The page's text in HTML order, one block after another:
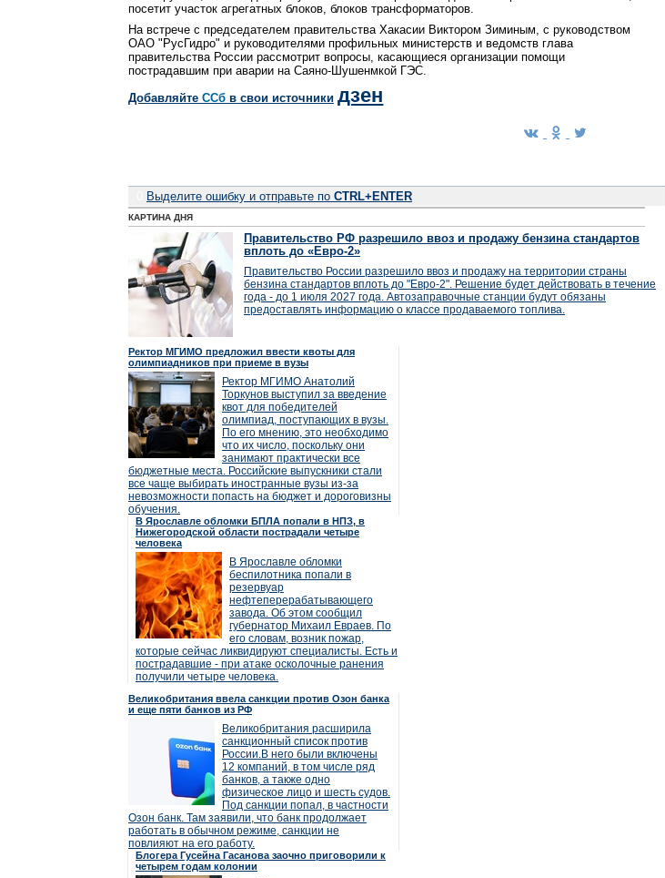
посетит участок агрегатных блоков, блоков трансформаторов.
На встрече с председателем правительства Хакасии Виктором Зиминым, с руководством
ОАО "РусГидро" и руководителями профильных министерств и ведомств глава
правительства России рассмотрит вопросы, касающиеся организации помощи
пострадавшим при аварии на Саяно-Шушенмкой ГЭС.
Добавляйте CСб в свои источники дзен
Выделите ошибку и отправьте по CTRL+ENTER
КАРТИНА ДНЯ
Правительство РФ разрешило ввоз и продажу бензина стандартов
вплоть до «Евро-2»
Правительство России разрешило ввоз и продажу на территории страны
бензина стандартов вплоть до "Евро-2". Решение будет действовать в течение
года - до 1 июля 2027 года. Автозаправочные станции будут обязаны
предоставлять информацию о классе продаваемого топлива.
Ректор МГИМО предложил ввести квоты для
олимпиадников при приеме в вузы
Ректор МГИМО Анатолий
Торкунов выступил за введение
квот для победителей
олимпиад, поступающих в вузы.
По его мнению, это необходимо
что их число, поскольку они
занимают практически все
бюджетные места. Российские выпускники стали
все чаще выбирать иностранные вузы из-за
невозможности попасть на бюджет и дороговизны
обучения.
В Ярославле обломки БПЛА попали в НПЗ, в
Нижегородской области пострадали четыре
человека
В Ярославле обломки
беспилотника попали в
резервуар
нефтеперерабатывающего
завода. Об этом сообщил
губернатор Михаил Евраев. По
его словам, возник пожар,
которые сейчас ликвидируют специалисты. Есть и
пострадавшие - при атаке осколочные ранения
получили четыре человека.
Великобритания ввела санкции против Озон банка
и еще пяти банков из РФ
Великобритания расширила
санкционный список против
России.В него были включены
12 компаний, в том числе ряд
банков, а также одно
физическое лицо и шесть судов.
Под санкции попал, в частности
Озон банк. Там заявили, что банк продолжает
работать в обычном режиме, санкции не
повлияют на его работу.
Блогера Гусейна Гасанова заочно приговорили к
четырем годам колонии